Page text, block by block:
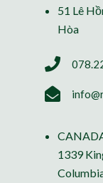
51 Lê
Hòa
1339